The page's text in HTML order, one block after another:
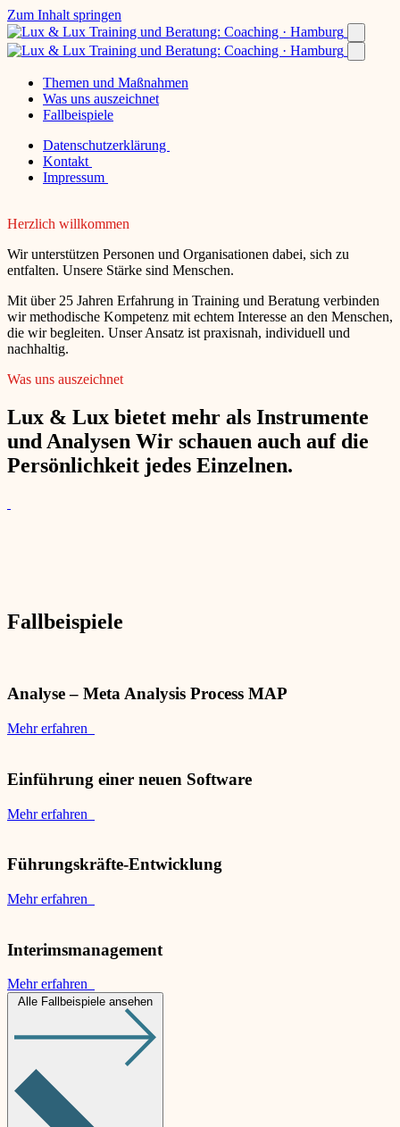
Zum Inhalt springen
Themen und Maßnahmen
Was uns auszeichnet
Fallbeispiele
Datenschutzerklärung
Kontakt
Impressum
Herzlich willkommen
Wir unterstützen Personen und Organisationen dabei, sich zu
entfalten. Unsere Stärke sind Menschen.
Mit über 25 Jahren Erfahrung in Training und Beratung verbinden
wir methodische Kompetenz mit echtem Interesse an den Menschen,
die wir begleiten. Unser Ansatz ist praxisnah, individuell und
nachhaltig.
Was uns auszeichnet
Lux & Lux bietet mehr als Instrumente
und Analysen Wir schauen auch auf die
Persönlichkeit jedes Einzelnen.
Fallbeispiele
Analyse – Meta Analysis Process MAP
Mehr erfahren
Einführung einer neuen Software
Mehr erfahren
Führungskräfte-Entwicklung
Mehr erfahren
Interimsmanagement
Mehr erfahren
Alle Fallbeispiele ansehen